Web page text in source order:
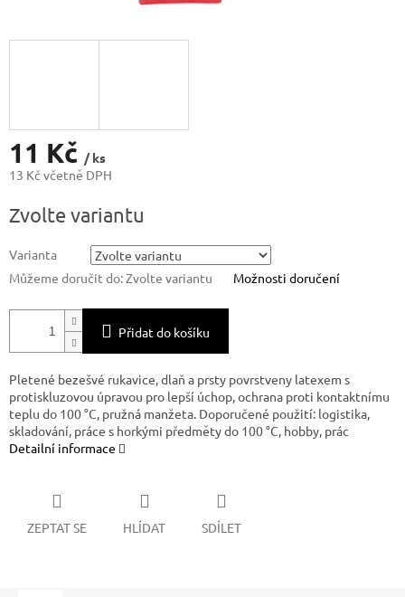
11 Kč / ks
13 Kč včetně DPH
cena:
Zvolte variantu
Varianta
Můžeme doručit do:Zvolte variantu Možnosti doručení
Přidat do košíku
Pletené bezešvé rukavice, dlaň a prsty povrstveny latexem s
protiskluzovou úpravou pro lepší úchop, ochrana proti kontaktnímu
teplu do 100 °C, pružná manžeta. Doporučené použití: logistika,
skladování, práce s horkými předměty do 100 °C, hobby, prác
Detailní informace
ZEPTAT SE HLÍDAT SDÍLET